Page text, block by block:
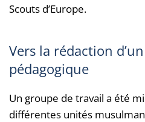
Scouts d’Europe.
Vers la rédaction
pédagogique
Un groupe de travail a été
différentes unités